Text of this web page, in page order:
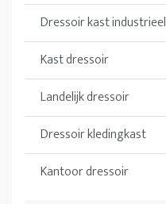
Dressoir kast industrieel
Kast dressoir
Landelijk dressoir
Dressoir kledingkast
Kantoor dressoir